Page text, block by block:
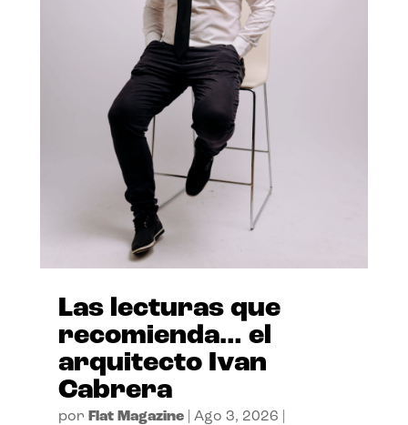
Las lecturas que
recomienda… el
arquitecto Ivan
Cabrera
por Flat Magazine| Ago 3, 2026